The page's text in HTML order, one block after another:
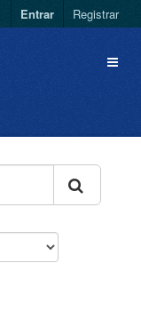
Entrar Registrar